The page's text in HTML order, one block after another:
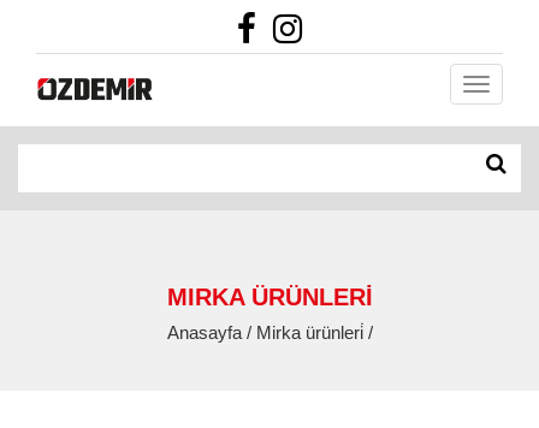
MIRKA ÜRÜNLERİ
Anasayfa / Mirka ürünleri̇ /